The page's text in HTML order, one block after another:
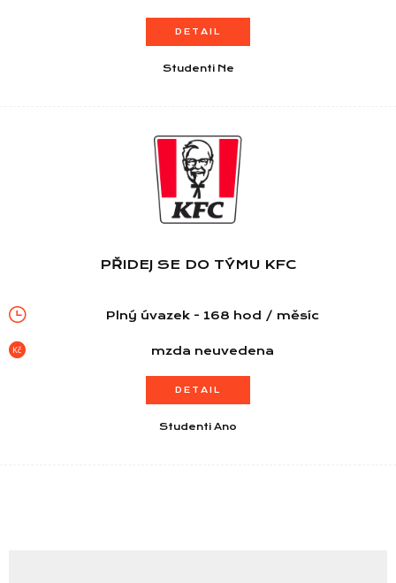
DETAIL
Studenti Ne
PŘIDEJ SE DO TÝMU KFC
Plný úvazek - 168 hod / měsíc
mzda neuvedena
DETAIL
Studenti Ano